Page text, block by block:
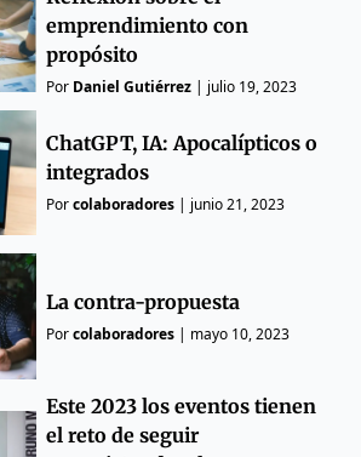
emprendimiento con
propósito
Por Daniel Gutiérrez | julio 19, 2023
ChatGPT, IA: Apocalípticos o
integrados
Porcolaboradores | junio 21, 2023
La contra-propuesta
Porcolaboradores | mayo 10, 2023
Este 2023 los eventos tienen
el reto de seguir